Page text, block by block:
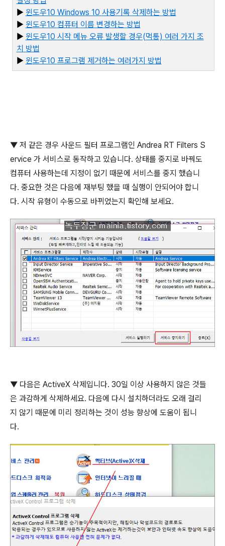
▶ 윈도우10 Windows 10 사용기록 삭제하는 방법
▶ 윈도우10 컴퓨터 이름 변경하는 방법
▶ 윈도우10 시작 메뉴 오류 발생할 경우(먹통) 여러 가지 조
치 방법
▶ 윈도우10 프로그램 제거하는 여러가지 방법
▼ 저 같은 경우 사운드 필터 프로그램인 Andrea RT Filters S
ervice 가 서비스로 동작하고 있습니다. 상태를 중지로 바꿔도
컴퓨터 사용하는데 지정이 없기 때문에 서비스를 중지 했습니
다. 중요한 것은 다음에 재부팅 했을 때 실행이 안되어야 합니
다. 시작 유형이 수동으로 바뀌었는지 확인해 보세요.
▼ 다음은 ActiveX 삭제입니다. 30일 이상 사용하지 않은 것들
은 과감하게 삭제하세요. 다음에 다시 설치하더라도 오래 걸리
지 않기 때문에 미리 정리하는 것이 성능 향상에 도움이 됩니
다.